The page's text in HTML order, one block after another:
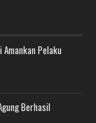
Pelaku
Berhasil